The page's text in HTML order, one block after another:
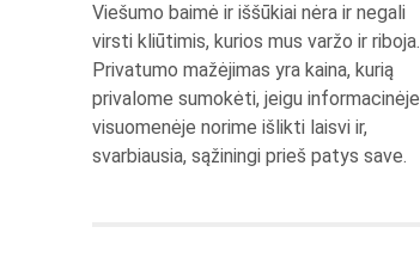
Viešumo baimė ir iššūkiai nėra ir negali
virsti kliūtimis, kurios mus varžo ir riboja.
Privatumo mažėjimas yra kaina, kurią
privalome sumokėti, jeigu informacinėje
visuomenėje norime išlikti laisvi ir,
svarbiausia, sąžiningi prieš patys save.